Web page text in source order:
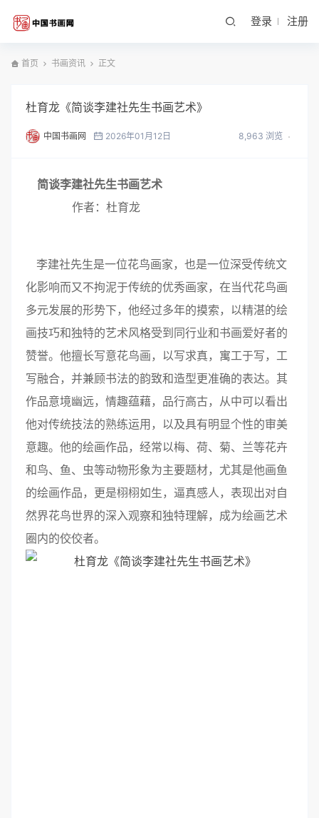
登录 注册
首页 书画资讯 正文
杜育龙《简谈李建社先生书画艺术》
中国书画网 2026年01月12日 8,963 浏览
简谈李建社先生书画艺术
作者：杜育龙
李建社先生是一位花鸟画家，也是一位深受传统文
化影响而又不拘泥于传统的优秀画家，在当代花鸟画
多元发展的形势下，他经过多年的摸索，以精湛的绘
画技巧和独特的艺术风格受到同行业和书画爱好者的
赞誉。他擅长写意花鸟画，以写求真，寓工于写，工
写融合，并兼顾书法的韵致和造型更准确的表达。其
作品意境幽远，情趣蕴藉，品行高古，从中可以看出
他对传统技法的熟练运用，以及具有明显个性的审美
意趣。他的绘画作品，经常以梅、荷、菊、兰等花卉
和鸟、鱼、虫等动物形象为主要题材，尤其是他画鱼
的绘画作品，更是栩栩如生，逼真感人，表现出对自
然界花鸟世界的深入观察和独特理解，成为绘画艺术
圈内的佼佼者。